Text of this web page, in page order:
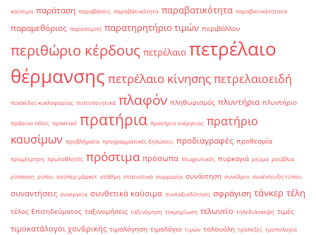
καύσιμα παράταση παραβάσεις παραβάτικότητα παραβατικότητα παραβατικότητατα
παραμεθόριος παραπομπή παρατηρητήριο τιμών περιβάλλον
περιθώριο κέρδους πετρέλαιο πετρέλαιο
θέρμανσης πετρέλαιο κίνησηςπετρελαιοειδή
πινακίδες κυκλοφορίας πιστοποιητικά πλαφόν πληθωρισμός πλυντήρια πλυντήριο
πράσινο τέλος πρακτικό πρατήρια πρατήριο ενέργειας πρατήριο
καυσίμων προβλήματα προγραμματικές δηλώσεις προδιαγραφές προθεσμία
προμέτρηση πρωταθλητές πρόστιμα πρόσωπα πτωχευτικός πυρκαγιά ρεύμα ρούβλια
ρύπανση ρύποι σούπερ μάρκετ στάθμη στατιστικά συμμορία συνάντηση συνέδριο συνέντευξη τύπου
συναντήσεις συνεργεία συνθετικά καύσιμα συνταξιοδότηση σφράγιση τάνκερ τέλη
τέλος Επιτηδεύματος ταξινομήσεις ταξινόμηση τεκμηρίωση τελωνείο τηλεδιάσκεψη τιμές
τιμοκατάλογοι χονδρικής τιμολόγηση τιμολόγιο τιμών τολουόλη τράπεζες τροπολογία